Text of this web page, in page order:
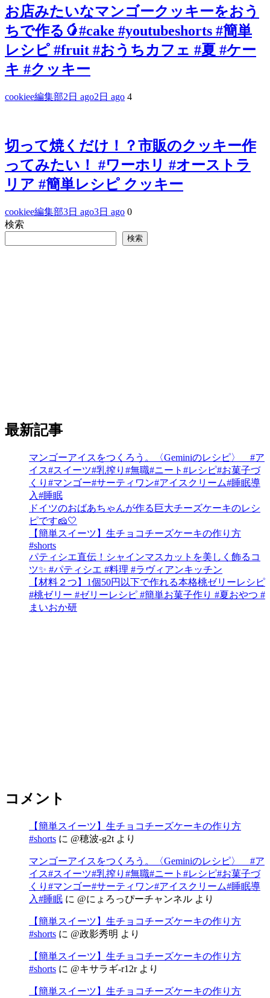
お店みたいなマンゴークッキーをおう
ちで作る🥭#cake #youtubeshorts #簡単
レシピ #fruit #おうちカフェ #夏 #ケー
キ #クッキー
cookiee編集部2日 ago2日 ago 4
切って焼くだけ！？市販のクッキー作
ってみたい！ #ワーホリ #オーストラ
リア #簡単レシピ クッキー
cookiee編集部3日 ago3日 ago 0
検索
検索
最新記事
マンゴーアイスをつくろう。〈Geminiのレシピ〉 #ア
イス#スイーツ#乳搾り#無職#ニート#レシピ#お菓子づ
くり#マンゴー#サーティワン#アイスクリーム#睡眠導
入#睡眠
ドイツのおばあちゃんが作る巨大チーズケーキのレシ
ピです🧀🤍
【簡単スイーツ】生チョコチーズケーキの作り方
#shorts
パティシエ直伝！シャインマスカットを美しく飾るコ
ツ✨ #パティシエ #料理 #ラヴィアンキッチン
【材料２つ】1個50円以下で作れる本格桃ゼリーレシピ
#桃ゼリー #ゼリーレシピ #簡単お菓子作り #夏おやつ #
まいおか研
コメント
【簡単スイーツ】生チョコチーズケーキの作り方
#shorts に @穂波-g2t より
マンゴーアイスをつくろう。〈Geminiのレシピ〉 #ア
イス#スイーツ#乳搾り#無職#ニート#レシピ#お菓子づ
くり#マンゴー#サーティワン#アイスクリーム#睡眠導
入#睡眠 に @にょろっぴーチャンネル より
【簡単スイーツ】生チョコチーズケーキの作り方
#shorts に @政影秀明 より
【簡単スイーツ】生チョコチーズケーキの作り方
#shorts に @キサラギ-r12rより
【簡単スイーツ】生チョコチーズケーキの作り方